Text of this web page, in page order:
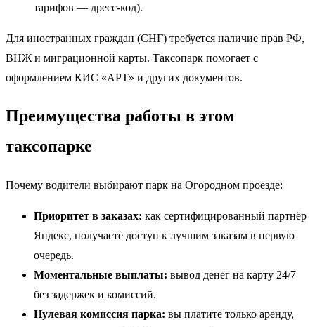
тарифов — дресс-код).
Для иностранных граждан (СНГ) требуется наличие прав РФ,
ВНЖ и миграционной карты. Таксопарк помогает с
оформлением КИС «АРТ» и других документов.
Преимущества работы в этом
таксопарке
Почему водители выбирают парк на Огородном проезде:
Приоритет в заказах: как сертифицированный партнёр
Яндекс, получаете доступ к лучшим заказам в первую
очередь.
Моментальные выплаты: вывод денег на карту 24/7
без задержек и комиссий.
Нулевая комиссия парка: вы платите только аренду,